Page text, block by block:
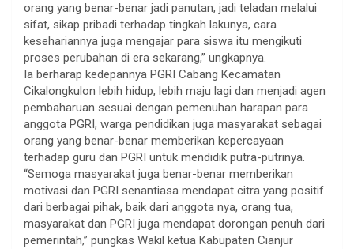
orang yang benar-benar jadi panutan, jadi teladan melalui
sifat, sikap pribadi terhadap tingkah lakunya, cara
kesehariannya juga mengajar para siswa itu mengikuti
proses perubahan di era sekarang,” ungkapnya.
Ia berharap kedepannya PGRI Cabang Kecamatan
Cikalongkulon lebih hidup, lebih maju lagi dan menjadi agen
pembaharuan sesuai dengan pemenuhan harapan para
anggota PGRI, warga pendidikan juga masyarakat sebagai
orang yang benar-benar memberikan kepercayaan
terhadap guru dan PGRI untuk mendidik putra-putrinya.
“Semoga masyarakat juga benar-benar memberikan
motivasi dan PGRI senantiasa mendapat citra yang positif
dari berbagai pihak, baik dari anggota nya, orang tua,
masyarakat dan PGRI juga mendapat dorongan penuh dari
pemerintah,” pungkas Wakil ketua Kabupaten Cianjur